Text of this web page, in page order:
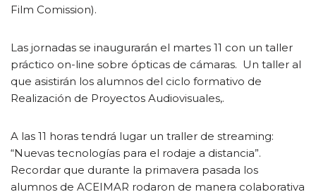
Film Comission).
Las jornadas se inaugurarán el martes 11 con un taller
práctico on-line sobre ópticas de cámaras. Un taller al
que asistirán los alumnos del ciclo formativo de
Realización de Proyectos Audiovisuales,.
A las 11 horas tendrá lugar un traller de streaming:
“Nuevas tecnologías para el rodaje a distancia”.
Recordar que durante la primavera pasada los
alumnos de ACEIMAR rodaron de manera colaborativa